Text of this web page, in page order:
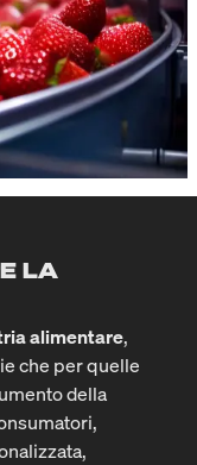
LA
alimentare,
che per quelle
della